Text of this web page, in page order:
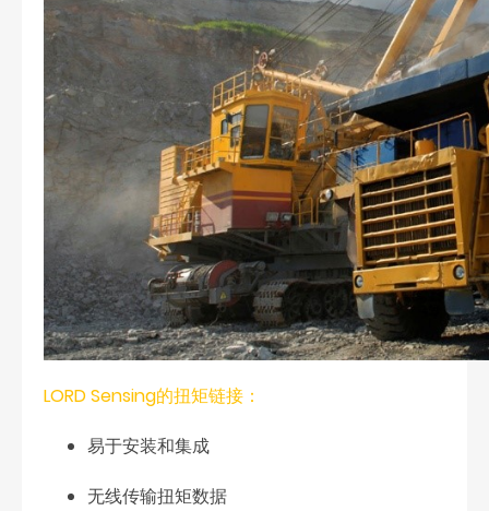
LORD Sensing的扭矩链接：
易于安装和集成
无线传输扭矩数据